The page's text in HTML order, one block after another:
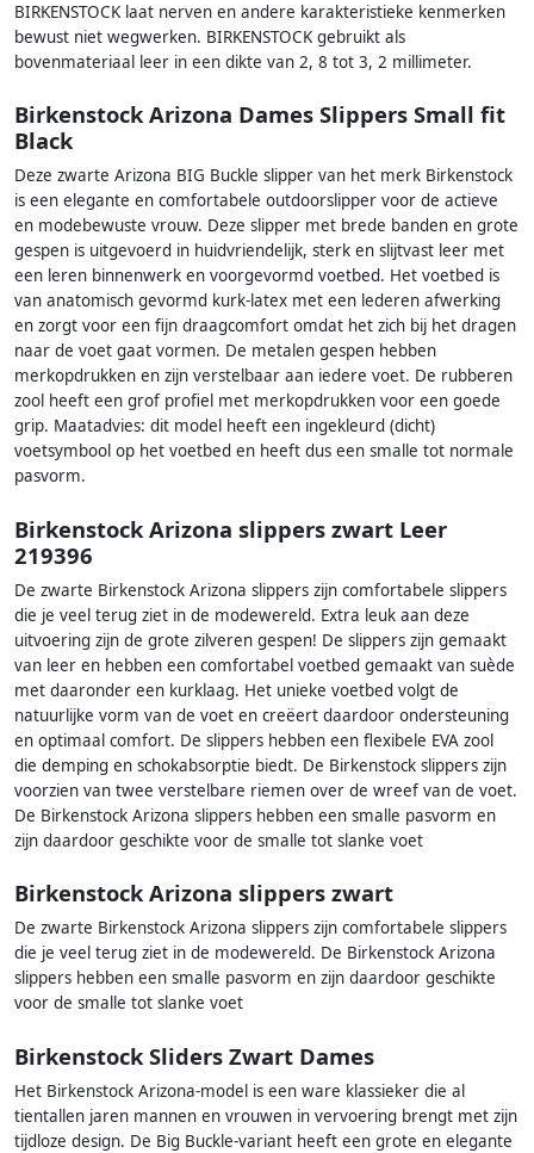
BIRKENSTOCK laat nerven en andere karakteristieke kenmerken
bewust niet wegwerken. BIRKENSTOCK gebruikt als
bovenmateriaal leer in een dikte van 2, 8 tot 3, 2 millimeter.
Birkenstock Arizona Dames Slippers Small fit
Black
Deze zwarte Arizona BIG Buckle slipper van het merk Birkenstock
is een elegante en comfortabele outdoorslipper voor de actieve
en modebewuste vrouw. Deze slipper met brede banden en grote
gespen is uitgevoerd in huidvriendelijk, sterk en slijtvast leer met
een leren binnenwerk en voorgevormd voetbed. Het voetbed is
van anatomisch gevormd kurk-latex met een lederen afwerking
en zorgt voor een fijn draagcomfort omdat het zich bij het dragen
naar de voet gaat vormen. De metalen gespen hebben
merkopdrukken en zijn verstelbaar aan iedere voet. De rubberen
zool heeft een grof profiel met merkopdrukken voor een goede
grip. Maatadvies: dit model heeft een ingekleurd (dicht)
voetsymbool op het voetbed en heeft dus een smalle tot normale
pasvorm.
Birkenstock Arizona slippers zwart Leer
219396
De zwarte Birkenstock Arizona slippers zijn comfortabele slippers
die je veel terug ziet in de modewereld. Extra leuk aan deze
uitvoering zijn de grote zilveren gespen! De slippers zijn gemaakt
van leer en hebben een comfortabel voetbed gemaakt van suède
met daaronder een kurklaag. Het unieke voetbed volgt de
natuurlijke vorm van de voet en creëert daardoor ondersteuning
en optimaal comfort. De slippers hebben een flexibele EVA zool
die demping en schokabsorptie biedt. De Birkenstock slippers zijn
voorzien van twee verstelbare riemen over de wreef van de voet.
De Birkenstock Arizona slippers hebben een smalle pasvorm en
zijn daardoor geschikte voor de smalle tot slanke voet
Birkenstock Arizona slippers zwart
De zwarte Birkenstock Arizona slippers zijn comfortabele slippers
die je veel terug ziet in de modewereld. De Birkenstock Arizona
slippers hebben een smalle pasvorm en zijn daardoor geschikte
voor de smalle tot slanke voet
Birkenstock Sliders Zwart Dames
Het Birkenstock Arizona-model is een ware klassieker die al
tientallen jaren mannen en vrouwen in vervoering brengt met zijn
tijdloze design. De Big Buckle-variant heeft een grote en elegante